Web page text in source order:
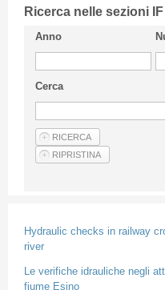
Short presentation CIFI
Guideline
Privacy & Policy
Articles
Ricerca nelle sezioni IF
Anno
Cerca
Hydraulic checks in railway
river
Le verifiche idrauliche negli
fiume Esino